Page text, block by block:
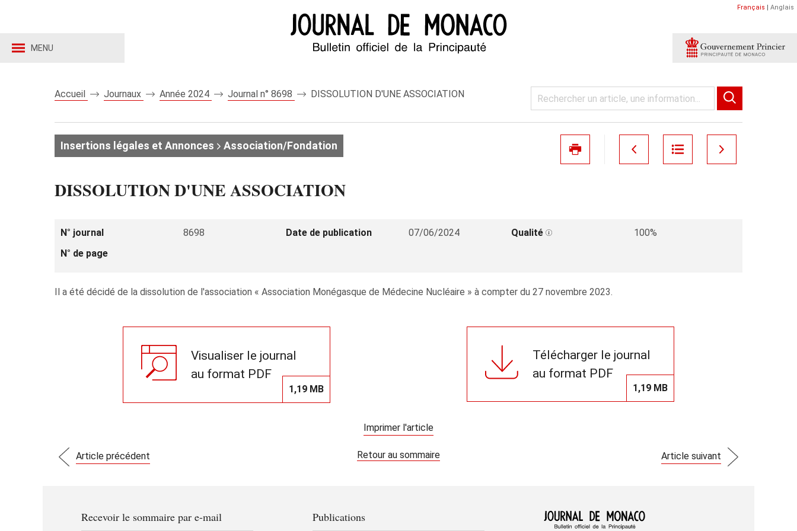
MENU
Français | Anglais
Accueil Journaux Année 2024 Journal n° 8698 DISSOLUTION D'UNE ASSOCIATION
Insertions légales et Annonces Association/Fondation
DISSOLUTION D'UNE ASSOCIATION
N° journal 8698 Date de publication 07/06/2024 Qualité
100%
N° de page
Il a été décidé de la dissolution de l'association « Association Monégasque de Médecine Nucléaire » à compter du 27 novembre 2023.
Visualiser le journal
au format PDF
1,19 MB
Télécharger le journal
au format PDF
1,19 MB
Imprimer l'article
Article précédent Retour au sommaire Article suivant
Recevoir le sommaire par e-mail Publications